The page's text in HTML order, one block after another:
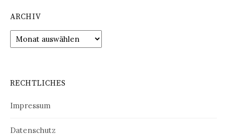
ARCHIV
Archiv
RECHTLICHES
Impressum
Datenschutz